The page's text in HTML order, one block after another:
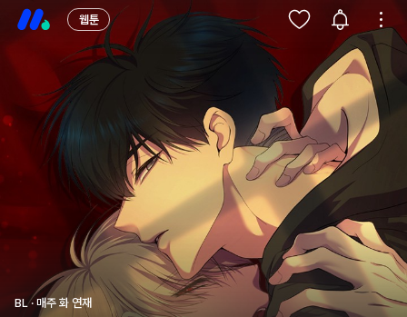
웹툰
BL · 매주 화 연재